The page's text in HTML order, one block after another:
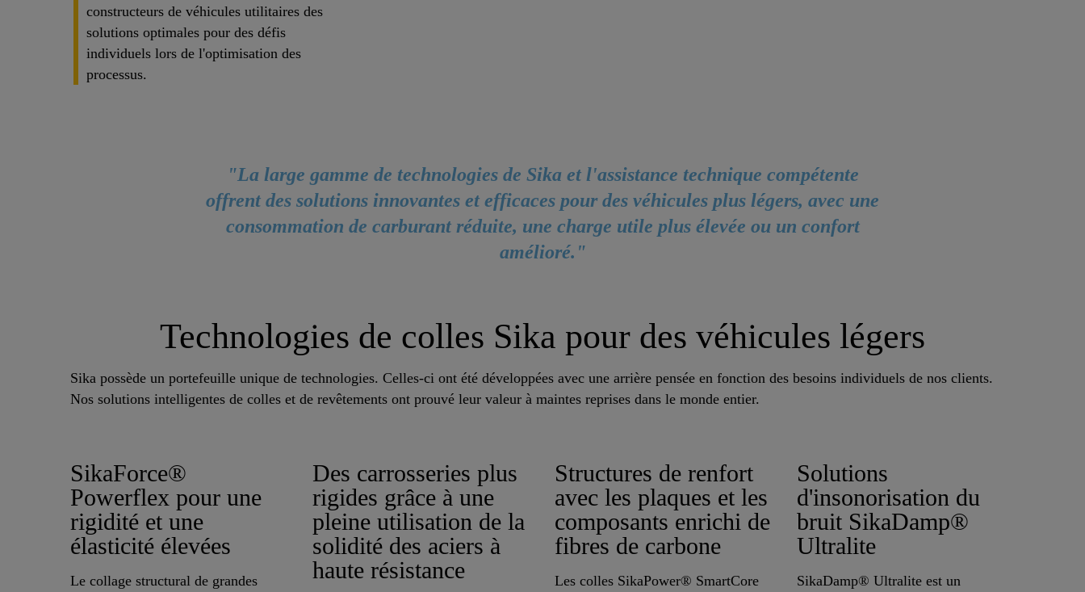
constructeurs de véhicules utilitaires des
solutions optimales pour des défis
individuels lors de l'optimisation des
processus.
"La large gamme de technologies de Sika et l'assistance technique compétente
offrent des solutions innovantes et efficaces pour des véhicules plus légers, avec une
consommation de carburant réduite, une charge utile plus élevée ou un confort
amélioré."
Technologies de colles Sika pour des véhicules légers
Sika possède un portefeuille unique de technologies. Celles-ci ont été développées avec une arrière pensée en fonction des besoins individuels de nos clients.
Nos solutions intelligentes de colles et de revêtements ont prouvé leur valeur à maintes reprises dans le monde entier.
SikaForce®
Powerflex pour une
rigidité et une
élasticité élevées
Le collage structural de grandes
Des carrosseries plus
rigides grâce à une
pleine utilisation de la
solidité des aciers à
haute résistance
Structures de renfort
avec les plaques et les
composants enrichi de
fibres de carbone
Les colles SikaPower® SmartCore
Solutions
d'insonorisation du
bruit SikaDamp®
Ultralite
SikaDamp® Ultralite est un